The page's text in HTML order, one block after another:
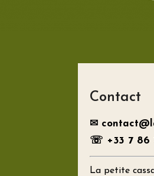
Contact
✉
☏ +33 7 86
La petite